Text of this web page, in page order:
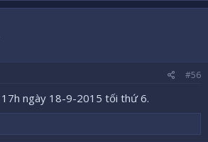
#56
17h ngày 18-9-2015 tối thứ 6.